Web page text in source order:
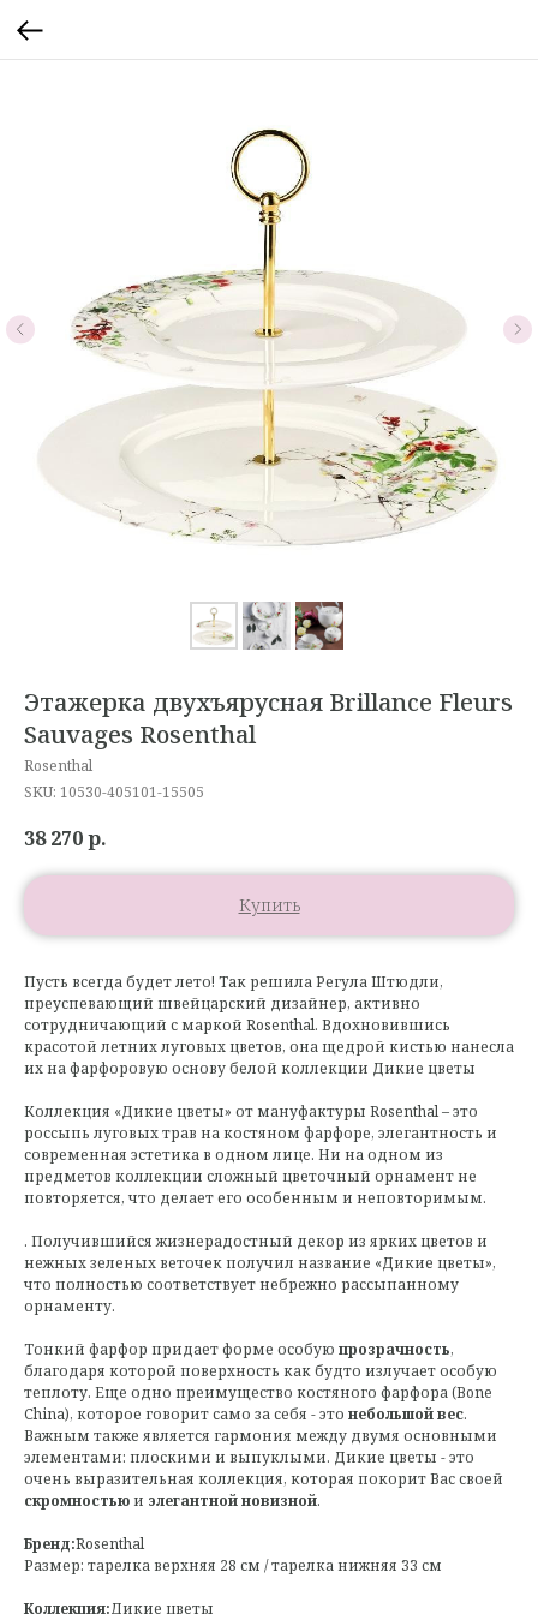
Этажерка двухъярусная Brillance Fleurs
Sauvages Rosenthal
Rosenthal
SKU: 10530-405101-15505
38 270р.
Купить
Пусть всегда будет лето! Так решила Регула Штюдли,
преуспевающий швейцарский дизайнер, активно
сотрудничающий с маркой Rosenthal. Вдохновившись
красотой летних луговых цветов, она щедрой кистью нанесла
их на фарфоровую основу белой коллекции Дикие цветы
Коллекция «Дикие цветы» от мануфактуры Rosenthal – это
россыпь луговых трав на костяном фарфоре, элегантность и
современная эстетика в одном лице. Ни на одном из
предметов коллекции сложный цветочный орнамент не
повторяется, что делает его особенным и неповторимым.
. Получившийся жизнерадостный декор из ярких цветов и
нежных зеленых веточек получил название «Дикие цветы»,
что полностью соответствует небрежно рассыпанному
орнаменту.
Тонкий фарфор придает форме особую прозрачность,
благодаря которой поверхность как будто излучает особую
теплоту. Еще одно преимущество костяного фарфора (Bone
China), которое говорит само за себя - это небольшой вес.
Важным также является гармония между двумя основными
элементами: плоскими и выпуклыми. Дикие цветы - это
очень выразительная коллекция, которая покорит Вас своей
скромностью и элегантной новизной.
Бренд:Rosenthal
Размер: тарелка верхняя 28 см / тарелка нижняя 33 см
Коллекция:Дикие цветы